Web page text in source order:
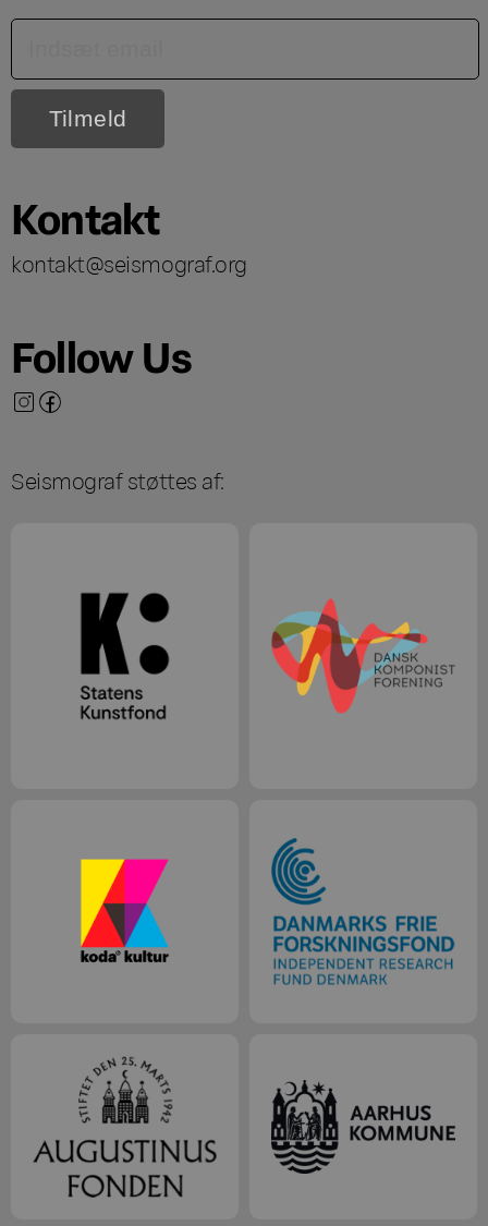
Kontakt
kontakt@seismograf.org
Follow Us
Seismograf støttes af: